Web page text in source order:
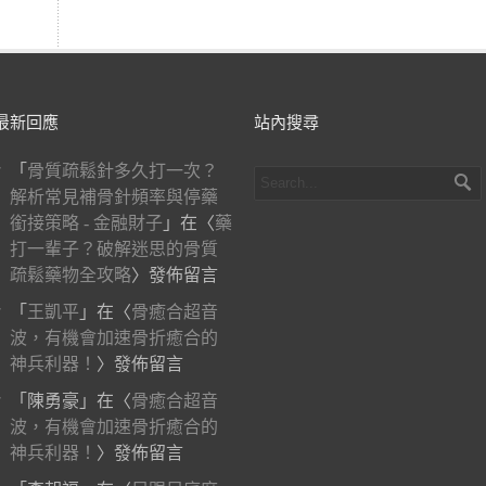
新回應
「 骨質疏鬆針多久打一次？
解析常見補骨針頻率與停藥
銜接策略 - 金融財子 」在〈藥
打一輩子？破解迷思的骨質
疏鬆藥物全攻略〉發佈留言
「 王凱平 」在〈骨癒合超音
波，有機會加速骨折癒合的
神兵利器！ 〉發佈留言
「 陳勇豪 」在〈骨癒合超音
波，有機會加速骨折癒合的
神兵利器！ 〉發佈留言
站內搜尋